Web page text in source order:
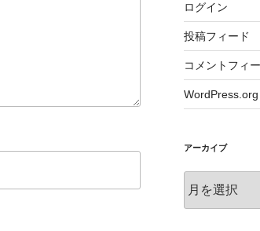
ログイン
投稿フィード
コメントフィ
WordPress.org
アーカイブ
ー